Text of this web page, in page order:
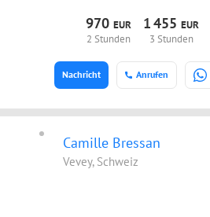
970EUR
2 Stunden
1455 EUR
3 Stunden
Anrufen
Nachricht
Camille Bressan
Vevey, Schweiz